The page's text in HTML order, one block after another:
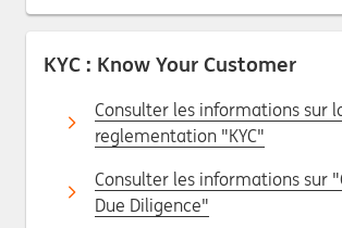
KYC : Know Your Customer
Consulter les informations sur
reglementation "KYC"
Consulter les informations sur
Due Diligence"